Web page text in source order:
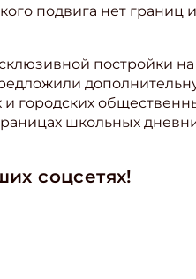
подвига нет
постройки
городских
школьных
соцсетях!